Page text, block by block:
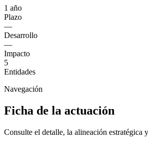
1 año
Plazo
—
Desarrollo
—
Impacto
5
Entidades
Navegación
Ficha de la actuación
Consulte el detalle, la alineación estratégica